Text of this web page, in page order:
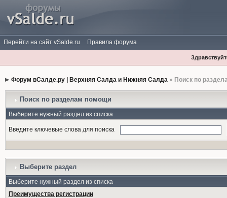
Перейти на сайт vSalde.ru Правила форума
Форум вСалде.ру | Верхняя Салда и Нижняя Салда» Поиск по
Поиск по разделам помощи
Выберите нужный раздел из списка
Введите ключевые слова для поиска
Выберите раздел
Выберите нужный раздел из списка
Преимущества регистрации